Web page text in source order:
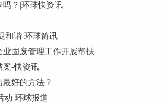
？|环球快资讯
和谐 环球简讯
固废管理工作开展帮扶
案-快资讯
好的方法？
动 环球报道